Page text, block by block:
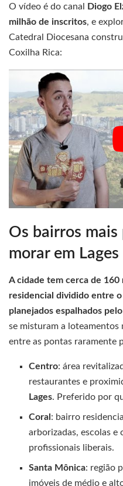
O vídeo é do canal Diogo
milhão de inscritos, e
Catedral Diocesana
Coxilha Rica:
Os bairros mais
morar em Lages
A cidade tem cerca de
residencial dividido entre
planejados espalhados
se misturam a loteamentos
entre as pontas raramente
Centro: área
restaurantes e
Lages. Preferido por
Coral: bairro
arborizadas, escolas
profissionais liberais.
Santa Mônica: região
imóveis de médio e